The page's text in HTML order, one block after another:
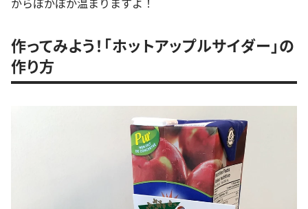
作ってみよう！「ホットアップルサイダー」の
作り方